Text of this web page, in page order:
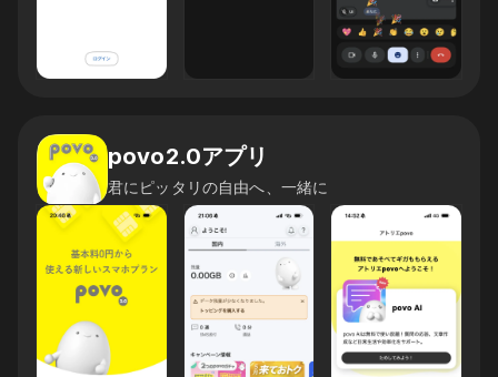
povo2.0アプリ
君にピッタリの自由へ、一緒に